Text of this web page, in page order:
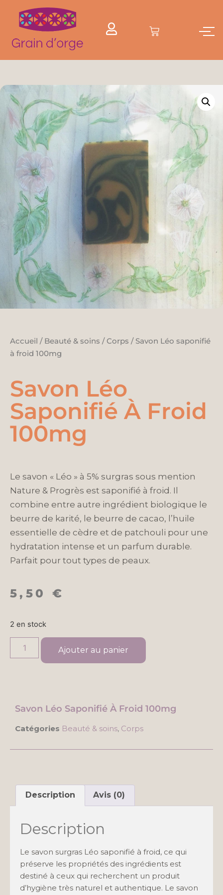
Accueil / Beauté & soins /Corps / Savon Léo saponifié
à froid 100mg
Savon Léo
Saponifié À Froid
100mg
Le savon « Léo » à 5% surgras sous mention
Nature & Progrès est saponifié à froid. Il
combine entre autre ingrédient biologique le
beurre de karité, le beurre de cacao, l’huile
essentielle de cèdre et de patchouli pour une
hydratation intense et un parfum durable.
Parfait pour tout types de peaux.
5,50 €
2 en stock
Ajouter au panier
Savon Léo Saponifié À Froid 100mg
Catégories Beauté & soins, Corps
Description Avis (0)
Description
Le savon surgras Léo saponifié à froid, ce qui
préserve les propriétés des ingrédients est
destiné à ceux qui recherchent un produit
d’hygiène très naturel et authentique. Le savon